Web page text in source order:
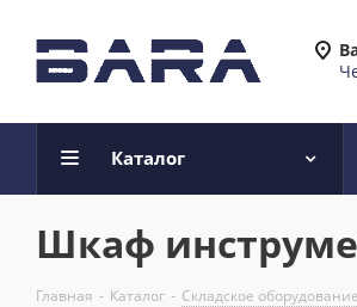
Каталог
Шкаф
Главная - Каталог - Складское оборудование